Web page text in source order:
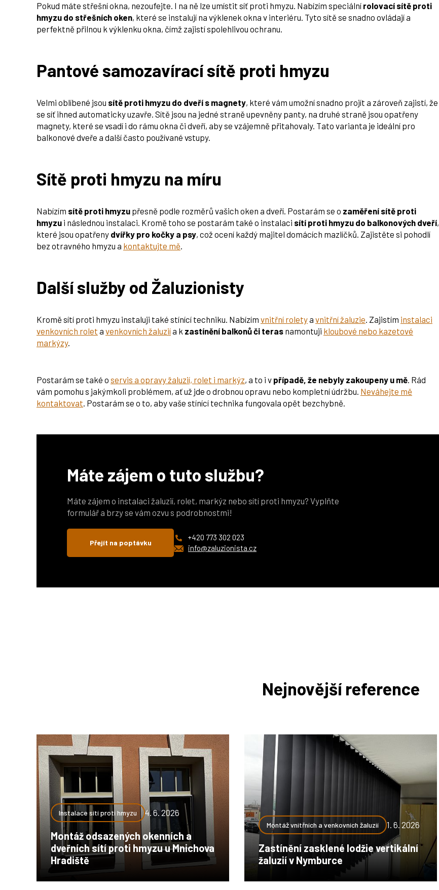
Pokud máte střešní okna, nezoufejte. I na ně lze umístit síť proti hmyzu. Nabízím speciální rolovací sítě proti
hmyzu do střešních oken, které se instalují na výklenek okna v interiéru. Tyto sítě se snadno ovládají a
perfektně přilnou k výklenku okna, čímž zajistí spolehlivou ochranu.
Pantové samozavírací sítě proti hmyzu
Velmi oblíbené jsou sítě proti hmyzu do dveří s magnety, které vám umožní snadno projít a zároveň zajistí, že
se síť ihned automaticky uzavře. Sítě jsou na jedné straně upevněny panty, na druhé straně jsou opatřeny
magnety, které se vsadí i do rámu okna či dveří, aby se vzájemně přitahovaly. Tato varianta je ideální pro
balkonové dveře a další často používané vstupy.
Sítě proti hmyzu na míru
Nabízím sítě proti hmyzu přesně podle rozměrů vašich oken a dveří. Postarám se o zaměření sítě proti
hmyzu i následnou instalaci. Kromě toho se postarám také o instalaci sítí proti hmyzu do balkonových dveří,
které jsou opatřeny dvířky pro kočky a psy, což ocení každý majitel domácích mazlíčků. Zajistěte si pohodlí
bez otravného hmyzu a kontaktujte mě.
Další služby od Žaluzionisty
Kromě sítí proti hmyzu instaluji také stínící techniku. Nabízím vnitřní roletya vnitřní žaluzie. Zajistím instalaci
venkovních rolet a venkovních žaluziía k zastínění balkonů či teras namontuji kloubové nebo kazetové
markýzy.
Postarám se také o servis a opravy žaluzií, rolet i markýz, a to i v případě, že nebyly zakoupeny u mě. Rád
vám pomohu s jakýmkoli problémem, ať už jde o drobnou opravu nebo kompletní údržbu. Neváhejte mě
kontaktovat. Postarám se o to, aby vaše stínící technika fungovala opět bezchybně.
Máte zájem o tuto službu?
Máte zájem o instalaci žaluzií, rolet, markýz nebo sítí proti hmyzu? Vyplňte
formulář a brzy se vám ozvu s podrobnostmi!
Přejít na poptávku
+420 773 302 023
info@zaluzionista.cz
Nejnovější reference
Instalace sítí proti hmyzu 4. 6. 2026
Montáž odsazených okenních a
dveřních sítí proti hmyzu u Mnichova
Hradiště
Montáž vnitřních a venkovních žaluzií 1. 6. 2026
Zastínění zasklené lodžie vertikální
žaluzií v Nymburce